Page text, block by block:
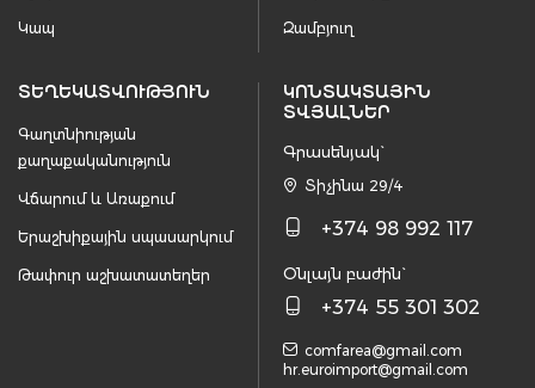
Կապ Զամբյուղ
ՏԵՂԵԿԱՏՎՈՒԹՅՈՒՆ
Գաղտնիության
քաղաքականություն
Վճարում և Առաքում
Երաշխիքային սպասարկում
Թափուր աշխատատեղեր
ԿՈՆՏԱԿՏԱՅԻՆ
ՏՎՅԱԼՆԵՐ
Գրասենյակ`
Տիչինա 29/4
+374 98 992 117
Օնլայն բաժին`
+374 55 301 302
comfarea@gmail.com
hr.euroimport@gmail.com